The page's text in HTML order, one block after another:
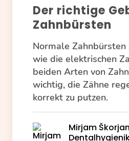
Der richtige
Zahnbürsten
Normale
wie die elektrischen
beiden Arten von
wichtig, die Zähne
korrekt zu putzen.
Mirjam